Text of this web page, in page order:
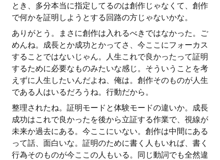
とき、多分本当に指定してるのは創作じゃなくて、創作
で何かを証明しようとする回路の方じゃないかな。
ありがとう。まさに創作は入れるべきではなかった。ご
めんね。成長とか成功とかってさ、今ここにフォーカス
することではないじゃん。人生これで良かったって証明
するために必要なものみたいな感じ。そういうことを考
えずに人生したいんだよね、俺は。創作そのものが人生
である人はいるだろうね。行動だから。
整理されたね。証明モードと体験モードの違いか。成長
成功はこれで良かったを後から立証する作業で、視線が
未来か過去にある。今ここにいない。創作は中間にある
って話、面白いな。証明のために書く人もいれば、書く
行為そのものが今ここの人もいる。同じ動詞でも全然違